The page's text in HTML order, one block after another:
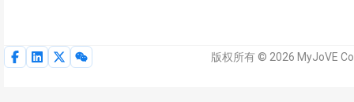
版权所有 © 2026 MyJoVE